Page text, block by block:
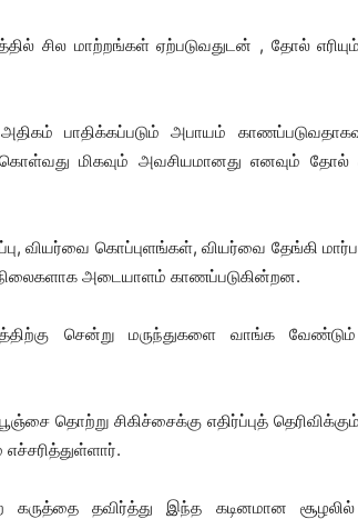
சில மாற்றங்கள் ஏற்படுவதுடன் , தோல்
பாதிக்கப்படும் அபாயம்
மிகவும் அவசியமானது எனவும் தோல்
வியர்வை கொப்புளங்கள், வியர்வை தேங்கி
அடையாளம் காணப்படுகின்றன.
சென்று மருந்துகளை வாங்க
தொற்று சிகிச்சைக்கு எதிர்ப்புத்
தவிர்த்து இந்த கடினமான சூழலில்